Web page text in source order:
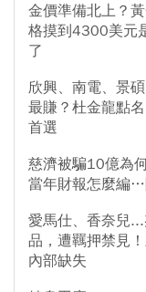
金價準備北上？
格摸到4300美元
了
欣興、南電、景
最賺？杜金龍點
首選
慈濟被騙10億為
當年財報怎麼編
愛馬仕、香奈兒
品，遭羈押禁見
內部缺失